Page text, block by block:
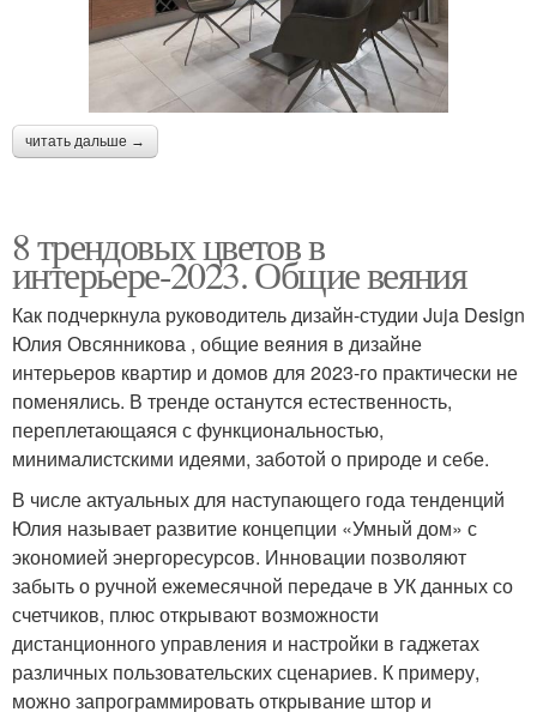
читать дальше →
8 трендовых цветов в
интерьере-2023. Общие веяния
Как подчеркнула руководитель дизайн-студии Juja Design
Юлия Овсянникова , общие веяния в дизайне
интерьеров квартир и домов для 2023-го практически не
поменялись. В тренде останутся естественность,
переплетающаяся с функциональностью,
минималистскими идеями, заботой о природе и себе.
В числе актуальных для наступающего года тенденций
Юлия называет развитие концепции «Умный дом» с
экономией энергоресурсов. Инновации позволяют
забыть о ручной ежемесячной передаче в УК данных со
счетчиков, плюс открывают возможности
дистанционного управления и настройки в гаджетах
различных пользовательских сценариев. К примеру,
можно запрограммировать открывание штор и